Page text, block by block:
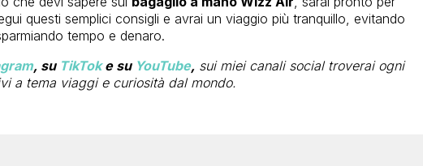
questi semplici consigli e avrai un viaggio più tranquillo, evitando
tempo e denaro.
, su TikToke su YouTube,sui miei canali social troverai ogni
a tema viaggi e curiosità dal mondo.